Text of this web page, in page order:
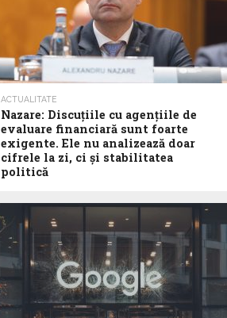
ACTUALITATE
Nazare: Discuțiile cu agențiile de
evaluare financiară sunt foarte
exigente. Ele nu analizează doar
cifrele la zi, ci și stabilitatea
politică